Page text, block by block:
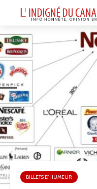
BILLETS D'HUMEUR